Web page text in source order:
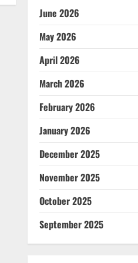
June 2026
May 2026
April 2026
March 2026
February 2026
January 2026
December 2025
November 2025
October 2025
September 2025